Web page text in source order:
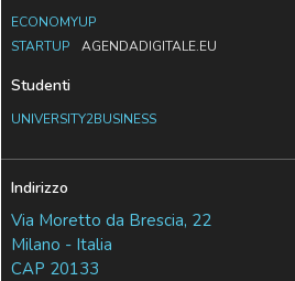
ECONOMYUP
STARTUP
AGENDADIGITALE.EU
Studenti
UNIVERSITY2BUSINESS
Indirizzo
Via Moretto da Brescia, 22
Milano - Italia
CAP 20133